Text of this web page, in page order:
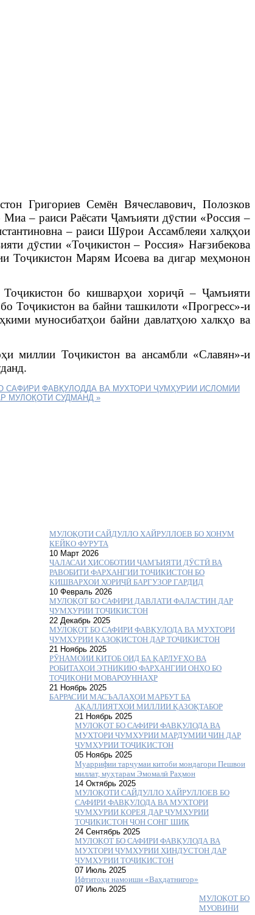
Григориев Семён Вячеславович, Полозков
Миа – раиси Раёсати Ҷамъияти дӯстии «Россия –
– раиси Шӯрои Ассамблеяи халқҳои
дӯстии «Тоҷикистон – Россия» Нағзибекова
Тоҷикистон Марям Исоева ва дигар меҳмонон
бо кишварҳои хориҷӣ – Ҷамъияти
Тоҷикистон ва байни ташкилоти «Прогресс»-и
муносибатҳои байни давлатҳою халкҳо ва
миллии Тоҷикистон ва ансамбли «Славян»-и
САФИРИ ФАВҚУЛОДДА ВА МУХТОРИ ҶУМҲУРИИ ИСЛОМИИ
МУЛОҚОТИ СУДМАНД »
МУЛОҚОТИ САЙДУЛЛО ХАЙРУЛЛОЕВ БО ХОНУМ
КЕЙКО ФУРУТА
10 Март 2026
ҶАЛАСАИ ҲИСОБОТИИ ҶАМЪИЯТИ ДӮСТӢ ВА
РАВОБИТИ ФАРҲАНГИИ ТОҶИКИСТОН БО
КИШВАРҲОИ ХОРИҶӢ БАРГУЗОР ГАРДИД
10 Февраль 2026
МУЛОҚОТ БО САФИРИ ДАВЛАТИ ФАЛАСТИН ДАР
ҶУМҲУРИИ ТОҶИКИСТОН
22 Декабрь 2025
МУЛОҚОТ БО САФИРИ ФАВҚУЛОДА ВА МУХТОРИ
ҶУМҲУРИИ ҚАЗОҚИСТОН ДАР ТОҶИКИСТОН
21 Ноябрь 2025
РӮНАМОИИ КИТОБ ОИД БА ҚАРЛУҒҲО ВА
РОБИТАҲОИ ЭТНИКИЮ ФАРҲАНГИИ ОНҲО БО
ТОҶИКОНИ МОВАРОУННАҲР
21 Ноябрь 2025
БАРРАСИИ МАСЪАЛАҲОИ МАРБУТ БА
АҚАЛЛИЯТҲОИ МИЛЛИИ ҚАЗОҚТАБОР
21 Ноябрь 2025
МУЛОҚОТ БО САФИРИ ФАВҚУЛОДА ВА
МУХТОРИ ҶУМҲУРИИ МАРДУМИИ ЧИН ДАР
ҶУМҲУРИИ ТОҶИКИСТОН
05 Ноябрь 2025
Муаррифии тарҷумаи китоби мондагори Пешвои
миллат, муҳтарам Эмомалӣ Раҳмон
14 Октябрь 2025
МУЛОҚОТИ САЙДУЛЛО ХАЙРУЛЛОЕВ БО
САФИРИ ФАВҚУЛОДА ВА МУХТОРИ
ҶУМҲУРИИ КОРЕЯ ДАР ҶУМҲУРИИ
ТОҶИКИСТОН ҶОН СОНГ ШИК
24 Сентябрь 2025
МУЛОҚОТ БО САФИРИ ФАВҚУЛОДА ВА
МУХТОРИ ҶУМҲУРИИ ҲИНДУСТОН ДАР
ЧУМҲУРИИ ТОҶИКИСТОН
07 Июль 2025
Ифтитоҳи намоиши «Ваҳдатнигор»
07 Июль 2025
МУЛОҚОТ БО
МУОВИНИ